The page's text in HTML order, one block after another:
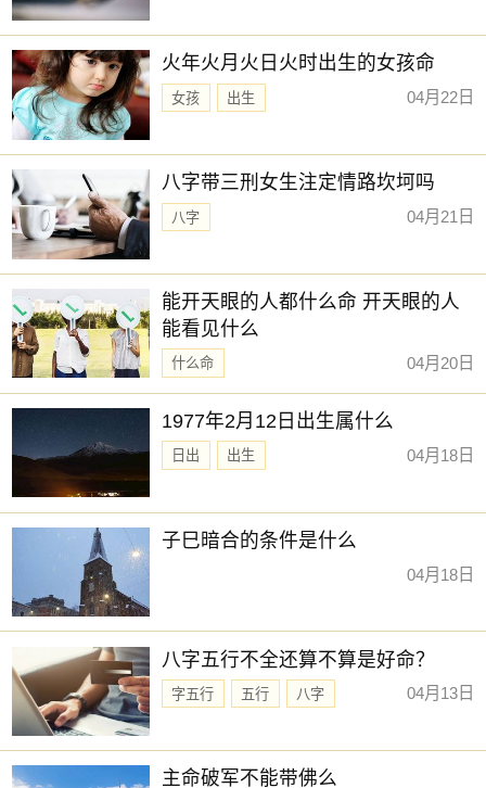
火年火月火日火时出生的女孩命
女孩 出生 04月22日
八字带三刑女生注定情路坎坷吗
八字 04月21日
能开天眼的人都什么命 开天眼的人
能看见什么
什么命 04月20日
1977年2月12日出生属什么
日出 出生 04月18日
子巳暗合的条件是什么
04月18日
八字五行不全还算不算是好命？
字五行 五行 八字 04月13日
主命破军不能带佛么